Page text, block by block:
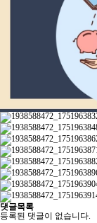
댓글목록
등록된 댓글이 없습니다.